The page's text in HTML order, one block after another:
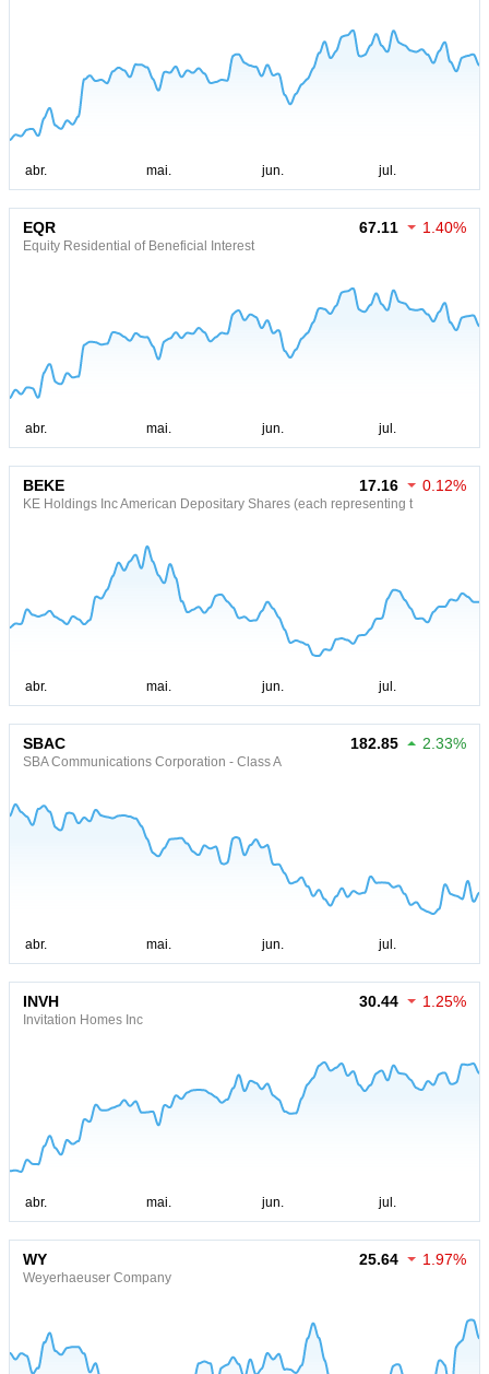
EQR
Equity Residential of Beneficial Interest
67.11 1.40%
BEKE
KE Holdings Inc American Depositary Shares (each representing t
17.16 0.12%
SBAC
SBA Communications Corporation - Class A
182.85 2.33%
INVH
Invitation Homes Inc
30.44 1.25%
WY
Weyerhaeuser Company
25.64 1.97%